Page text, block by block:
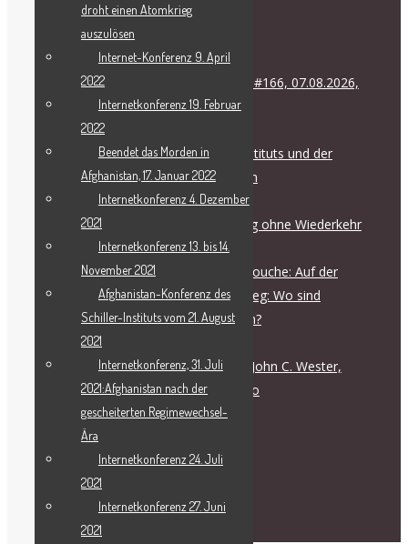
RECENT POSTS
Internationale Friedenskoalition #166, 07.08.2026,
17.00 Uhr
August 6, 2026
Pressemitteilung des Schiller-Instituts und der
Internationalen Friedenskoalition
August 6, 2026
Der Weg in den Krieg ist ein Weg ohne Wiederkehr
Juli 28, 2026
Live-Dialog mit Helga Zepp-LaRouche: Auf der
Eskalationsleiter zum Nuklearkrieg: Wo sind
verantwortliche Persönlichkeiten?
Juli 28, 2026
Offener Brief an S.E. Erzbischof John C. Wester,
Erzbistum Santa Fe, New Mexico
Juli 27, 2026
English
droht einen Atomkrieg
auszulösen
Internet-Konferenz 9. April
2022
Internetkonferenz 19. Februar
2022
Beendet das Morden in
Afghanistan, 17. Januar 2022
Internetkonferenz 4. Dezember
2021
Internetkonferenz 13. bis 14.
November 2021
Afghanistan-Konferenz des
Schiller-Instituts vom 21. August
2021
Internetkonferenz, 31. Juli
2021:Afghanistan nach der
gescheiterten Regimewechsel-
Ära
Internetkonferenz 24. Juli
2021
Internetkonferenz 27. Juni
2021